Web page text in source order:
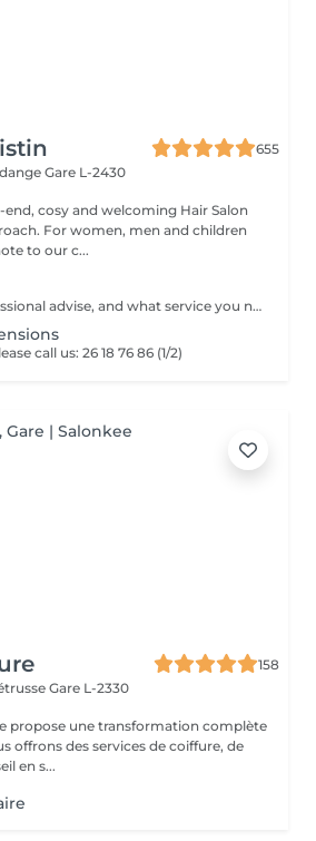
655
Gare L-2430
cosy and welcoming Hair Salon
For women, men and children
note to our c...
When you need professional advise, and what service you need to book.
call us: 26 18 76 86 (1/2)
158
Gare L-2330
propose une transformation complète
offrons des services de coiffure, de
en s...